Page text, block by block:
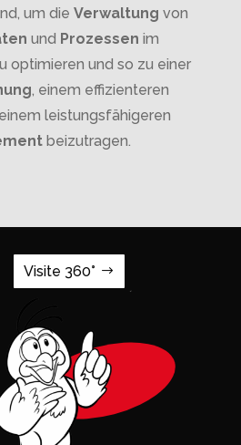
um die Verwaltung von
und Prozessen im
optimieren und so zu einer
, einem effizienteren
leistungsfähigeren
beizutragen.
Visite 360°